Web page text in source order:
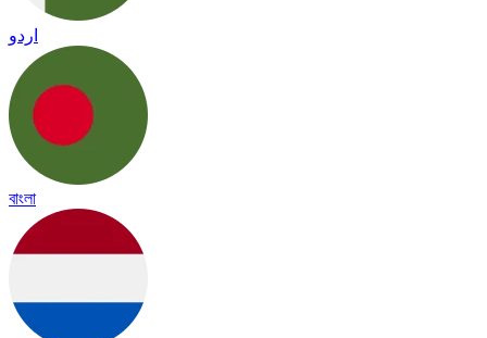
اردو
বাংলা